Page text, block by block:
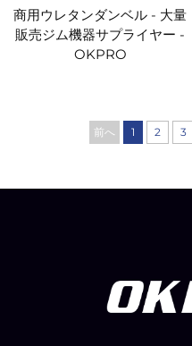
商用ウレタンダンベル - 大量
販売ジム機器サプライヤー -
OKPRO
前へ 1 2 3